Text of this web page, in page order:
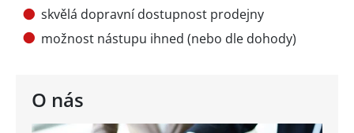
O nás
skvělá dopravní dostupnost prodejny
možnost nástupu ihned (nebo dle dohody)